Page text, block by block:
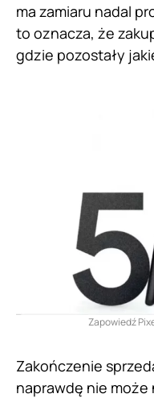
ma zamiaru nadal
to oznacza, że
gdzie pozostały
Zapowiedź
Zakończenie
naprawdę nie może